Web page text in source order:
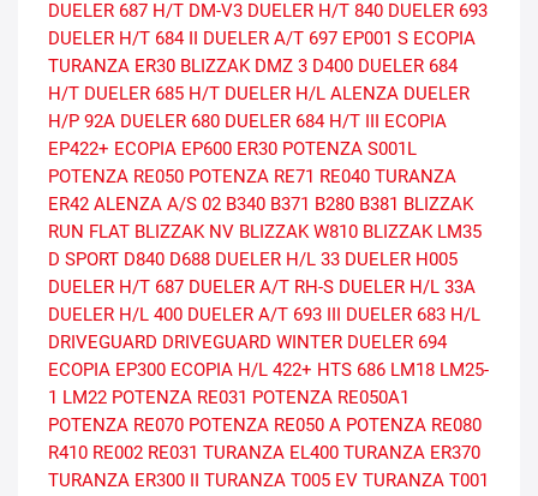
DUELER 687 H/T DM-V3 DUELER H/T 840 DUELER 693
DUELER H/T 684 II DUELER A/T 697 EP001 S ECOPIA
TURANZA ER30 BLIZZAK DMZ 3 D400 DUELER 684
H/T DUELER 685 H/T DUELER H/L ALENZA DUELER
H/P 92A DUELER 680 DUELER 684 H/T III ECOPIA
EP422+ ECOPIA EP600 ER30 POTENZA S001L
POTENZA RE050 POTENZA RE71 RE040 TURANZA
ER42 ALENZA A/S 02 B340 B371 B280 B381 BLIZZAK
RUN FLAT BLIZZAK NV BLIZZAK W810 BLIZZAK LM35
D SPORT D840 D688 DUELER H/L 33 DUELER H005
DUELER H/T 687 DUELER A/T RH-S DUELER H/L 33A
DUELER H/L 400 DUELER A/T 693 III DUELER 683 H/L
DRIVEGUARD DRIVEGUARD WINTER DUELER 694
ECOPIA EP300 ECOPIA H/L 422+ HTS 686 LM18 LM25-
1 LM22 POTENZA RE031 POTENZA RE050A1
POTENZA RE070 POTENZA RE050 A POTENZA RE080
R410 RE002 RE031 TURANZA EL400 TURANZA ER370
TURANZA ER300 II TURANZA T005 EV TURANZA T001